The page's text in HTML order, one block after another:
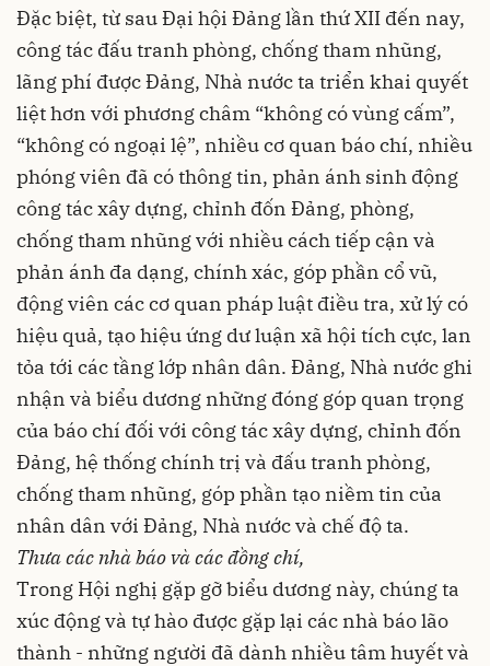
Đặc biệt, từ sau Đại hội Đảng lần thứ XII đến nay,
công tác đấu tranh phòng, chống tham nhũng,
lãng phí được Đảng, Nhà nước ta triển khai quyết
liệt hơn với phương châm “không có vùng cấm”,
“không có ngoại lệ”, nhiều cơ quan báo chí, nhiều
phóng viên đã có thông tin, phản ánh sinh động
công tác xây dựng, chỉnh đốn Đảng, phòng,
chống tham nhũng với nhiều cách tiếp cận và
phản ánh đa dạng, chính xác, góp phần cổ vũ,
động viên các cơ quan pháp luật điều tra, xử lý có
hiệu quả, tạo hiệu ứng dư luận xã hội tích cực, lan
tỏa tới các tầng lớp nhân dân. Đảng, Nhà nước ghi
nhận và biểu dương những đóng góp quan trọng
của báo chí đối với công tác xây dựng, chỉnh đốn
Đảng, hệ thống chính trị và đấu tranh phòng,
chống tham nhũng, góp phần tạo niềm tin của
nhân dân với Đảng, Nhà nước và chế độ ta.
Thưa các nhà báo và các đồng chí,
Trong Hội nghị gặp gỡ biểu dương này, chúng ta
xúc động và tự hào được gặp lại các nhà báo lão
thành - những người đã dành nhiều tâm huyết và